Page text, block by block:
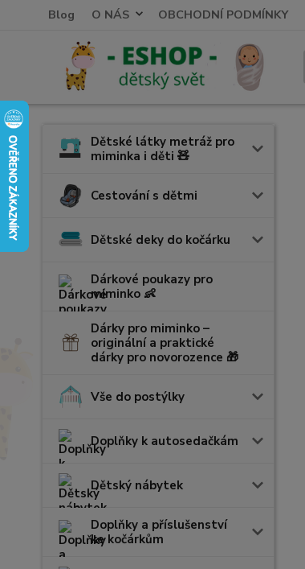
Blog O NÁS OBCHODNÍ PODMÍNKY
Dětské látky metráž pro
miminka i děti 🧸
Cestování s dětmi
Dětské deky do kočárku
Dárkové poukazy pro
miminko 👶
Dárky pro miminko –
originální a praktické
dárky pro novorozence 🎁
Vše do postýlky
Doplňky k autosedačkám
Dětský nábytek
Doplňky a příslušenství
ke kočárkům